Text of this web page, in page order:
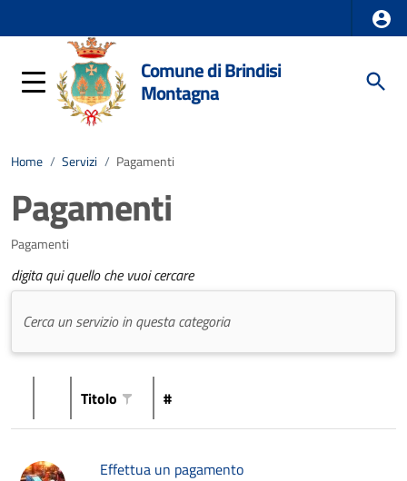
Comune di Brindisi
Montagna
Home / Servizi / Pagamenti
Pagamenti
Pagamenti
digita qui quello che vuoi cercare
Titolo #
Effettua un pagamento